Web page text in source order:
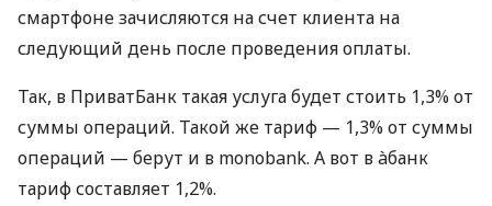
смартфоне зачисляются на счет клиента на
следующий день после проведения оплаты.
Так, в ПриватБанк такая услуга будет стоить 1,3% от
суммы операций. Такой же тариф — 1,3% от суммы
операций — берут и в monobank. А вот в àбанк
тариф составляет 1,2%.